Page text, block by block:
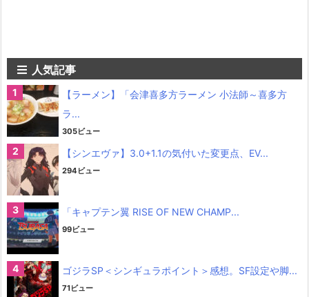
人気記事
【ラーメン】「会津喜多方ラーメン 小法師～喜多方
ラ...
305ビュー
【シンエヴァ】3.0+1.1の気付いた変更点、EV...
294ビュー
「キャプテン翼 RISE OF NEW CHAMP...
99ビュー
ゴジラSP＜シンギュラポイント＞感想。SF設定や脚...
71ビュー